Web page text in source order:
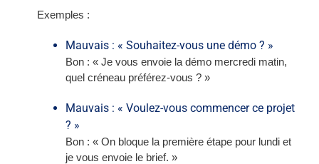
Exemples :
Mauvais : « Souhaitez-vous une démo ? »
Bon : « Je vous envoie la démo mercredi matin,
quel créneau préférez-vous ? »
Mauvais : « Voulez-vous commencer ce projet
? »
Bon : « On bloque la première étape pour lundi et
je vous envoie le brief. »